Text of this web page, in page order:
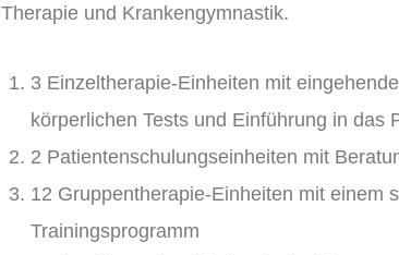
Therapie und Krankengymnastik.
3 Einzeltherapie-Einheiten mit
körperlichen Tests und Einführung in das
2 Patientenschulungseinheiten mit
12 Gruppentherapie-Einheiten mit einem
Trainingsprogramm